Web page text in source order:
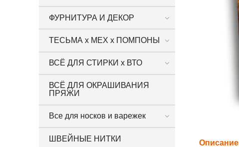
Описание
ФУРНИТУРА И ДЕКОР
ТЕСЬМА х МЕХ х ПОМПОНЫ
ВСЁ ДЛЯ СТИРКИ х ВТО
ВСЁ ДЛЯ ОКРАШИВАНИЯ
ПРЯЖИ
Все для носков и варежек
ШВЕЙНЫЕ НИТКИ